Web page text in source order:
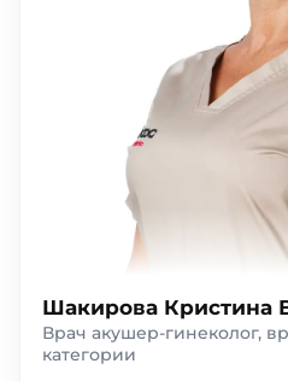
Шакирова Кристина
Врач акушер-гинеколог,
категории